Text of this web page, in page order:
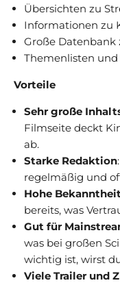
Übersichten zu
Informationen zu
Große Datenbank
Themenlisten und
Vorteile
Sehr große
Filmseite deckt
ab.
Starke Redaktion
regelmäßig und
Hohe
bereits, was
Gut für
was bei großen
wichtig ist, wirst
Viele Trailer und